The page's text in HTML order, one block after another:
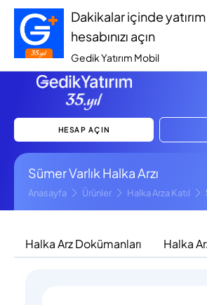
Dakikalar içinde yatırım
hesabınızı açın
Gedik Yatırım Mobil
HESAP AÇIN
Sümer Varlık Halka Arzı
Anasayfa Ürünler Halka Arza Katıl
Halka Arz Dokümanları Halka